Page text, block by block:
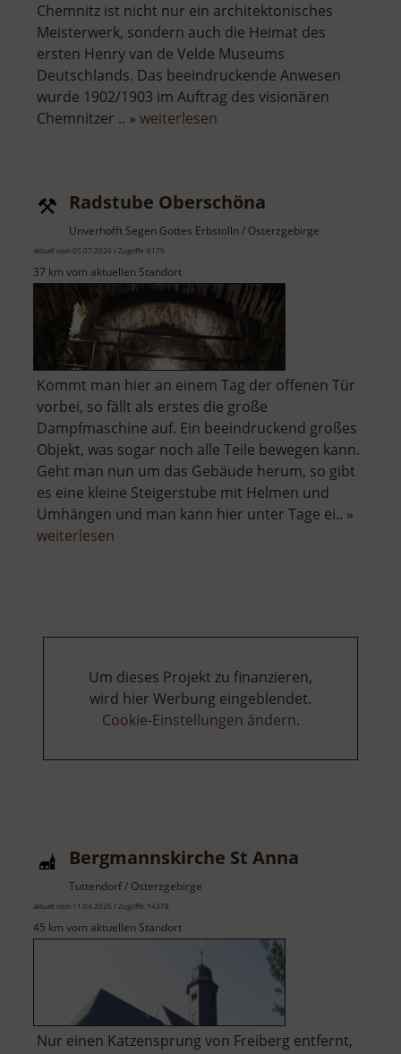
Chemnitz ist nicht nur ein architektonisches
Meisterwerk, sondern auch die Heimat des
ersten Henry van de Velde Museums
Deutschlands. Das beeindruckende Anwesen
wurde 1902/1903 im Auftrag des visionären
Chemnitzer .. » weiterlesen
Velde
Museum
Radstube Oberschöna
Unverhofft Segen Gottes Erbstolln / Osterzgebirge
aktuell vom 05.07.2026 / Zugriffe: 6179
37 km vom aktuellen Standort
Kommt man hier an einem Tag der offenen Tür
vorbei, so fällt als erstes die große
Dampfmaschine auf. Ein beeindruckend großes
Objekt, was sogar noch alle Teile bewegen kann.
Geht man nun um das Gebäude herum, so gibt
es eine kleine Steigerstube mit Helmen und
Umhängen und man kann hier unter Tage ei.. »
weiterlesen
Um dieses Projekt zu finanzieren,
wird hier Werbung eingeblendet.
Cookie-Einstellungen ändern.
Bergmannskirche St Anna
Tuttendorf / Osterzgebirge
aktuell vom 11.04.2026 / Zugriffe: 14378
45 km vom aktuellen Standort
Nur einen Katzensprung von Freiberg entfernt,